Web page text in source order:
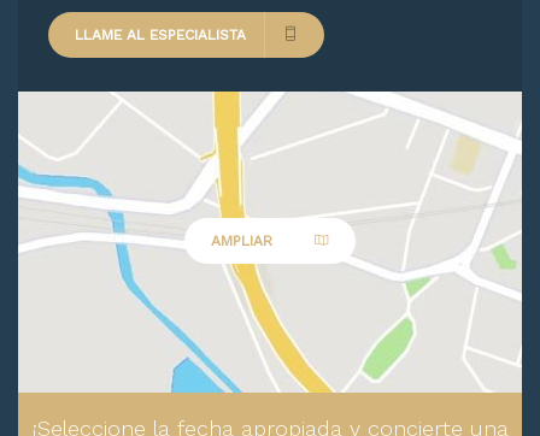
LLAME AL ESPECIALISTA
AMPLIAR
¡Seleccione la fecha apropiada y concierte una